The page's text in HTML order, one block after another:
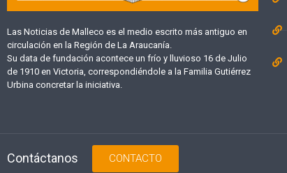
Las Noticias de Malleco es el medio escrito más antiguo en
circulación en la Región de La Araucanía.
Su data de fundación acontece un frío y lluvioso 16 de Julio
de 1910 en Victoria, correspondiéndole a la Familia Gutiérrez
Urbina concretar la iniciativa.
Contáctanos CONTACTO